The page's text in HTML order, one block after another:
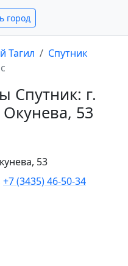
город
Тагил
Спутник
Спутник: г.
53
53
+7 (3435) 46-50-34